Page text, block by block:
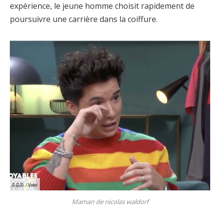
expérience, le jeune homme choisit rapidement de
poursuivre une carrière dans la coiffure.
Maman de nicolas waldorf